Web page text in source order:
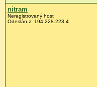
nitram
Neregistrovaný host
Odeslán z: 194.228.223.4